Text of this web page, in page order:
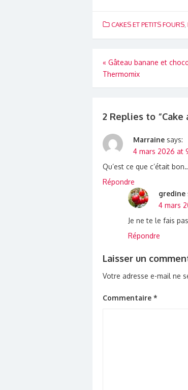
CAKES ET PETITS FOURS
Navigation
de
« Gâteau banane et
Thermomix
2 Replies to “
Marraine says:
4 mars 2026 at
Qu’est ce que c’était
Répondre
gredine
4 mars
Je ne te le fais
Répondre
Laisser un
Votre adresse e-mail ne
Commentaire *